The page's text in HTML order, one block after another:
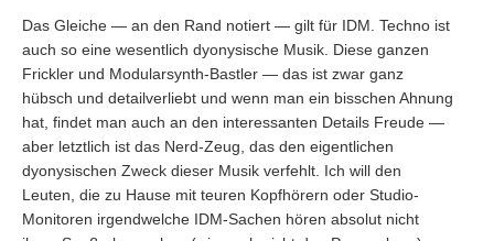
Das Gleiche — an den Rand notiert — gilt für IDM. Techno ist
auch so eine wesentlich dyonysische Musik. Diese ganzen
Frickler und Modularsynth-Bastler — das ist zwar ganz
hübsch und detailverliebt und wenn man ein bisschen Ahnung
hat, findet man auch an den interessanten Details Freude —
aber letztlich ist das Nerd-Zeug, das den eigentlichen
dyonysischen Zweck dieser Musik verfehlt. Ich will den
Leuten, die zu Hause mit teuren Kopfhörern oder Studio-
Monitoren irgendwelche IDM-Sachen hören absolut nicht